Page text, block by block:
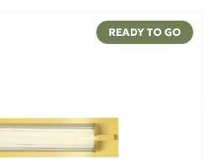
READY TO GO